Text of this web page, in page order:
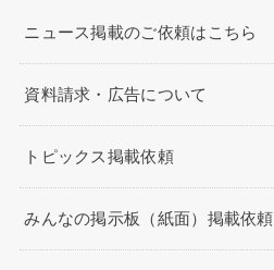
ニュース掲載のご依頼はこちら
資料請求・広告について
トピックス掲載依頼
みんなの掲示板（紙面）掲載依頼